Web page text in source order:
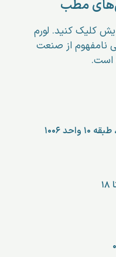
مطب
کلیک کنید. لورم
نامفهوم از صنعت
است.
۱۰۰۶